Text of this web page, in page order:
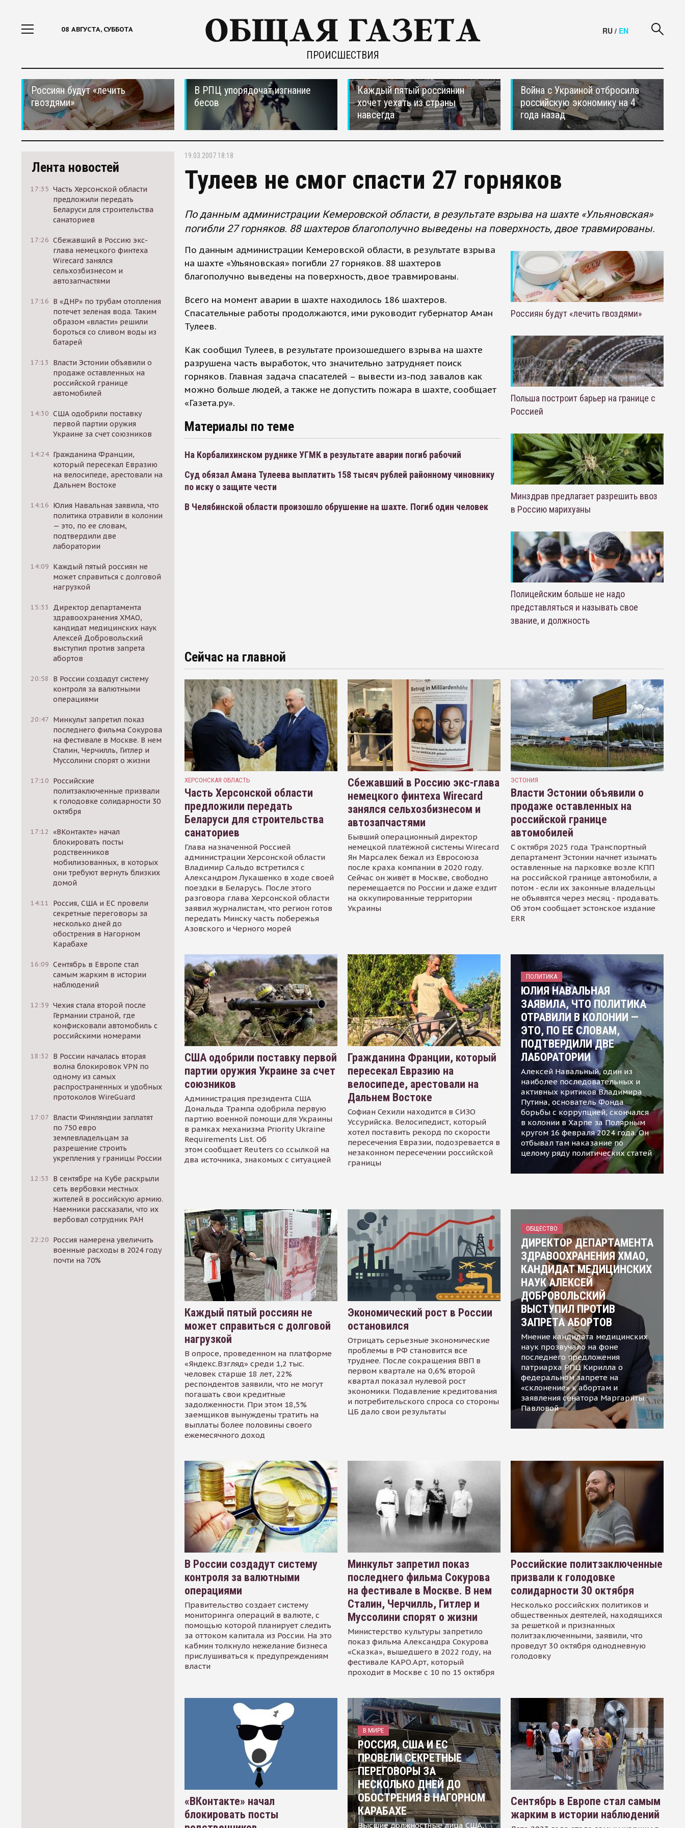
08 АВГУСТА, СУББОТА
ПРОИСШЕСТВИЯ
RU / EN
Россиян будут «лечить
гвоздями»
В РПЦ упорядочат изгнание
бесов
Каждый пятый россиянин
хочет уехать из страны
навсегда
Война с Украиной отбросила
российскую экономику на 4
года назад
Лента новостей
17:35 Часть Херсонской области
предложили передать
Беларуси для строительства
санаториев
17:26 Сбежавший в Россию экс-
глава немецкого финтеха
Wirecard занялся
сельхозбизнесом и
автозапчастями
17:16 В «ДНР» по трубам отопления
потечет зеленая вода. Таким
образом «власти» решили
бороться со сливом воды из
батарей
17:13
Власти Эстонии объявили о
продаже оставленных на
российской границе
автомобилей
14:30 США одобрили поставку
первой партии оружия
Украине за счет союзников
14:24 Гражданина Франции,
который пересекал Евразию
на велосипеде, арестовали на
Дальнем Востоке
14:16 Юлия Навальная заявила, что
политика отравили в колонии
— это, по ее словам,
подтвердили две
лаборатории
14:09 Каждый пятый россиян не
может справиться с долговой
нагрузкой
15:33
Директор департамента
здравоохранения ХМАО,
кандидат медицинских наук
Алексей Добровольский
выступил против запрета
абортов
20:58
В России создадут систему
контроля за валютными
операциями
20:47 Минкульт запретил показ
последнего фильма Сокурова
на фестивале в Москве. В нем
Сталин, Черчилль, Гитлер и
Муссолини спорят о жизни
17:10 Российские
политзаключенные призвали
к голодовке солидарности 30
октября
17:12 «ВКонтакте» начал
блокировать посты
родственников
мобилизованных, в которых
они требуют вернуть близких
домой
14:11
Россия, США и ЕС провели
секретные переговоры за
несколько дней до
обострения в Нагорном
Карабахе
16:09 Сентябрь в Европе стал
самым жарким в истории
наблюдений
12:39 Чехия стала второй после
Германии страной, где
конфисковали автомобиль с
российскими номерами
18:32
В России началась вторая
волна блокировок VPN по
одному из самых
распространенных и удобных
протоколов WireGuard
17:07 Власти Финляндии заплатят
по 750 евро
землевладельцам за
разрешение строить
укрепления у границы России
12:53
В сентябре на Кубе раскрыли
сеть вербовки местных
жителей в российскую армию.
Наемники рассказали, что их
вербовал сотрудник РАН
22:20 Россия намерена увеличить
военные расходы в 2024 году
почти на 70%
19.03.2007 18:18
Тулеев не смог спасти 27 горняков
По данным администрации Кемеровской области, в результате взрыва на шахте «Ульяновская»
погибли 27 горняков. 88 шахтеров благополучно выведены на поверхность, двое травмированы.
По данным администрации Кемеровской области, в результате взрыва
на шахте «Ульяновская» погибли 27 горняков. 88 шахтеров
благополучно выведены на поверхность, двое травмированы.
Всего на момент аварии в шахте находилось 186 шахтеров.
Спасательные работы продолжаются, ими руководит губернатор Аман
Тулеев.
Как сообщил Тулеев, в результате произошедшего взрыва на шахте
разрушена часть выработок, что значительно затрудняет поиск
горняков. Главная задача спасателей – вывести из-под завалов как
можно больше людей, а также не допустить пожара в шахте, сообщает
«Газета.ру».
Материалы по теме
На Корбалихинском руднике УГМК в результате аварии погиб рабочий
Суд обязал Амана Тулеева выплатить 158 тысяч рублей районному чиновнику
по иску о защите чести
В Челябинской области произошло обрушение на шахте. Погиб один человек
Россиян будут «лечить гвоздями»
Польша построит барьер на границе с
Россией
Минздрав предлагает разрешить ввоз
в Россию марихуаны
Полицейским больше не надо
представляться и называть свое
звание, и должность
Сейчас на главной
ХЕРСОНСКАЯ ОБЛАСТЬ
Часть Херсонской области
предложили передать
Беларуси для строительства
санаториев
Глава назначенной Россией
администрации Херсонской области
Владимир Сальдо встретился с
Александром Лукашенко в ходе своей
поездки в Беларусь. После этого
разговора глава Херсонской области
заявил журналистам, что регион готов
передать Минску часть побережья
Азовского и Черного морей
Сбежавший в Россию экс-глава
немецкого финтеха Wirecard
занялся сельхозбизнесом и
автозапчастями
Бывший операционный директор
немецкой платёжной системы Wirecard
Ян Марсалек бежал из Евросоюза
после краха компании в 2020 году.
Сейчас он живёт в Москве, свободно
перемещается по России и даже ездит
на оккупированные территории
Украины
ЭСТОНИЯ
Власти Эстонии объявили о
продаже оставленных на
российской границе
автомобилей
С октября 2025 года Транспортный
департамент Эстонии начнет изымать
оставленные на парковке возле КПП
на российской границе автомобили, а
потом - если их законные владельцы
не объявятся через месяц - продавать.
Об этом сообщает эстонское издание
ERR
США одобрили поставку первой
партии оружия Украине за счет
союзников
Администрация президента США
Дональда Трампа одобрила первую
партию военной помощи для Украины
в рамках механизма Priority Ukraine
Requirements List. Об
этом сообщает Reuters со ссылкой на
два источника, знакомых с ситуацией
Гражданина Франции, который
пересекал Евразию на
велосипеде, арестовали на
Дальнем Востоке
Софиан Сехили находится в СИЗО
Уссурийска. Велосипедист, который
хотел поставить рекорд по скорости
пересечения Евразии, подозревается в
незаконном пересечении российской
границы
ПОЛИТИКА
ЮЛИЯ НАВАЛЬНАЯ
ЗАЯВИЛА, ЧТО ПОЛИТИКА
ОТРАВИЛИ В КОЛОНИИ —
ЭТО, ПО ЕЕ СЛОВАМ,
ПОДТВЕРДИЛИ ДВЕ
ЛАБОРАТОРИИ
Алексей Навальный, один из
наиболее последовательных и
активных критиков Владимира
Путина, основатель Фонда
борьбы с коррупцией, скончался
в колонии в Харпе за Полярным
кругом 16 февраля 2024 года. Он
отбывал там наказание по
целому ряду политических статей
Каждый пятый россиян не
может справиться с долговой
нагрузкой
В опросе, проведенном на платформе
«Яндекс.Взгляд» среди 1,2 тыс.
человек старше 18 лет, 22%
респондентов заявили, что не могут
погашать свои кредитные
задолженности. При этом 18,5%
заемщиков вынуждены тратить на
выплаты более половины своего
ежемесячного доход
Экономический рост в России
остановился
Отрицать серьезные экономические
проблемы в РФ становится все
труднее. После сокращения ВВП в
первом квартале на 0,6% второй
квартал показал нулевой рост
экономики. Подавление кредитования
и потребительского спроса со стороны
ЦБ дало свои результаты
ОБЩЕСТВО
ДИРЕКТОР ДЕПАРТАМЕНТА
ЗДРАВООХРАНЕНИЯ ХМАО,
КАНДИДАТ МЕДИЦИНСКИХ
НАУК АЛЕКСЕЙ
ДОБРОВОЛЬСКИЙ
ВЫСТУПИЛ ПРОТИВ
ЗАПРЕТА АБОРТОВ
Мнение кандидата медицинских
наук прозвучало на фоне
последнего предложения
патриарха РПЦ Кирилла о
федеральном запрете на
«склонение» к абортам и
заявления сенатора Маргариты
Павловой
В России создадут систему
контроля за валютными
операциями
Правительство создает систему
мониторинга операций в валюте, с
помощью которой планирует следить
за оттоком капитала из России. На это
кабмин толкнуло нежелание бизнеса
прислушиваться к предупреждениям
власти
Минкульт запретил показ
последнего фильма Сокурова
на фестивале в Москве. В нем
Сталин, Черчилль, Гитлер и
Муссолини спорят о жизни
Министерство культуры запретило
показ фильма Александра Сокурова
«Сказка», вышедшего в 2022 году, на
фестивале КАРО.Арт, который
проходит в Москве с 10 по 15 октября
Российские политзаключенные
призвали к голодовке
солидарности 30 октября
Несколько российских политиков и
общественных деятелей, находящихся
за решеткой и признанных
политзаключенными, заявили, что
проведут 30 октября однодневную
голодовку
«ВКонтакте» начал
блокировать посты
В МИРЕ
РОССИЯ, США И ЕС
ПРОВЕЛИ СЕКРЕТНЫЕ
ПЕРЕГОВОРЫ ЗА
НЕСКОЛЬКО ДНЕЙ ДО
ОБОСТРЕНИЯ В НАГОРНОМ
КАРАБАХЕ
Высшие должностные лица США,
Сентябрь в Европе стал самым
жарким в истории наблюдений